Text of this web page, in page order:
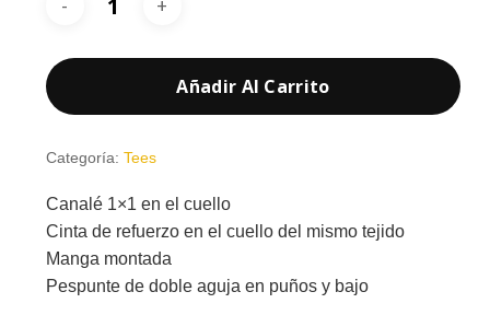
Añadir Al Carrito
Categoría: Tees
Canalé 1×1 en el cuello
Cinta de refuerzo en el cuello del mismo tejido
Manga montada
Pespunte de doble aguja en puños y bajo